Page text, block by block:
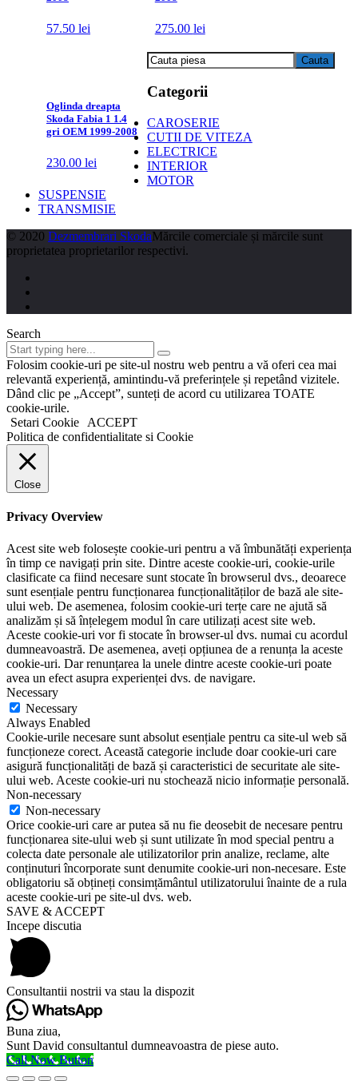
57.50 lei 275.00 lei
Oglinda dreapta
Skoda Fabia 1 1.4
gri OEM 1999-2008
230.00 lei
Categorii
CAROSERIE
CUTII DE VITEZA
ELECTRICE
INTERIOR
MOTOR
SUSPENSIE
TRANSMISIE
© 2020 Dezmembrari SkodaMărcile comerciale și mărcile sunt
proprietatea proprietarilor respectivi.
Search
Folosim cookie-uri pe site-ul nostru web pentru a vă oferi cea mai
relevantă experiență, amintindu-vă preferințele și repetând vizitele.
Dând clic pe „Accept”, sunteți de acord cu utilizarea TOATE
cookie-urile.
Setari Cookie
ACCEPT
Politica de confidentialitate si Cookie
Close
Privacy Overview
Acest site web folosește cookie-uri pentru a vă îmbunătăți experiența
în timp ce navigați prin site. Dintre aceste cookie-uri, cookie-urile
clasificate ca fiind necesare sunt stocate în browserul dvs., deoarece
sunt esențiale pentru funcționarea funcționalităților de bază ale site-
ului web. De asemenea, folosim cookie-uri terțe care ne ajută să
analizăm și să înțelegem modul în care utilizați acest site web.
Aceste cookie-uri vor fi stocate în browser-ul dvs. numai cu acordul
dumneavoastră. De asemenea, aveți opțiunea de a renunța la aceste
cookie-uri. Dar renunțarea la unele dintre aceste cookie-uri poate
avea un efect asupra experienței dvs. de navigare.
Necessary
Necessary
Always Enabled
Cookie-urile necesare sunt absolut esențiale pentru ca site-ul web să
funcționeze corect. Această categorie include doar cookie-uri care
asigură funcționalități de bază și caracteristici de securitate ale site-
ului web. Aceste cookie-uri nu stochează nicio informație personală.
Non-necessary
Non-necessary
Orice cookie-uri care ar putea să nu fie deosebit de necesare pentru
funcționarea site-ului web și sunt utilizate în mod special pentru a
colecta date personale ale utilizatorilor prin analize, reclame, alte
conținuturi încorporate sunt denumite cookie-uri non-necesare. Este
obligatoriu să obțineți consimțământul utilizatorului înainte de a rula
aceste cookie-uri pe site-ul dvs. web.
SAVE & ACCEPT
Incepe discutia
Consultantii nostrii va stau la dispozit
Buna ziua,
Sunt David consultantul dumneavoastra de piese auto.
Call Now Button